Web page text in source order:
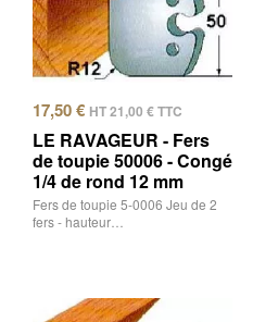
17,50€ HT21,00 €TTC
LE RAVAGEUR - Fers
de toupie 50006 - Congé
1/4 de rond 12 mm
Fers de toupie 5-0006 Jeu de 2
fers - hauteur…